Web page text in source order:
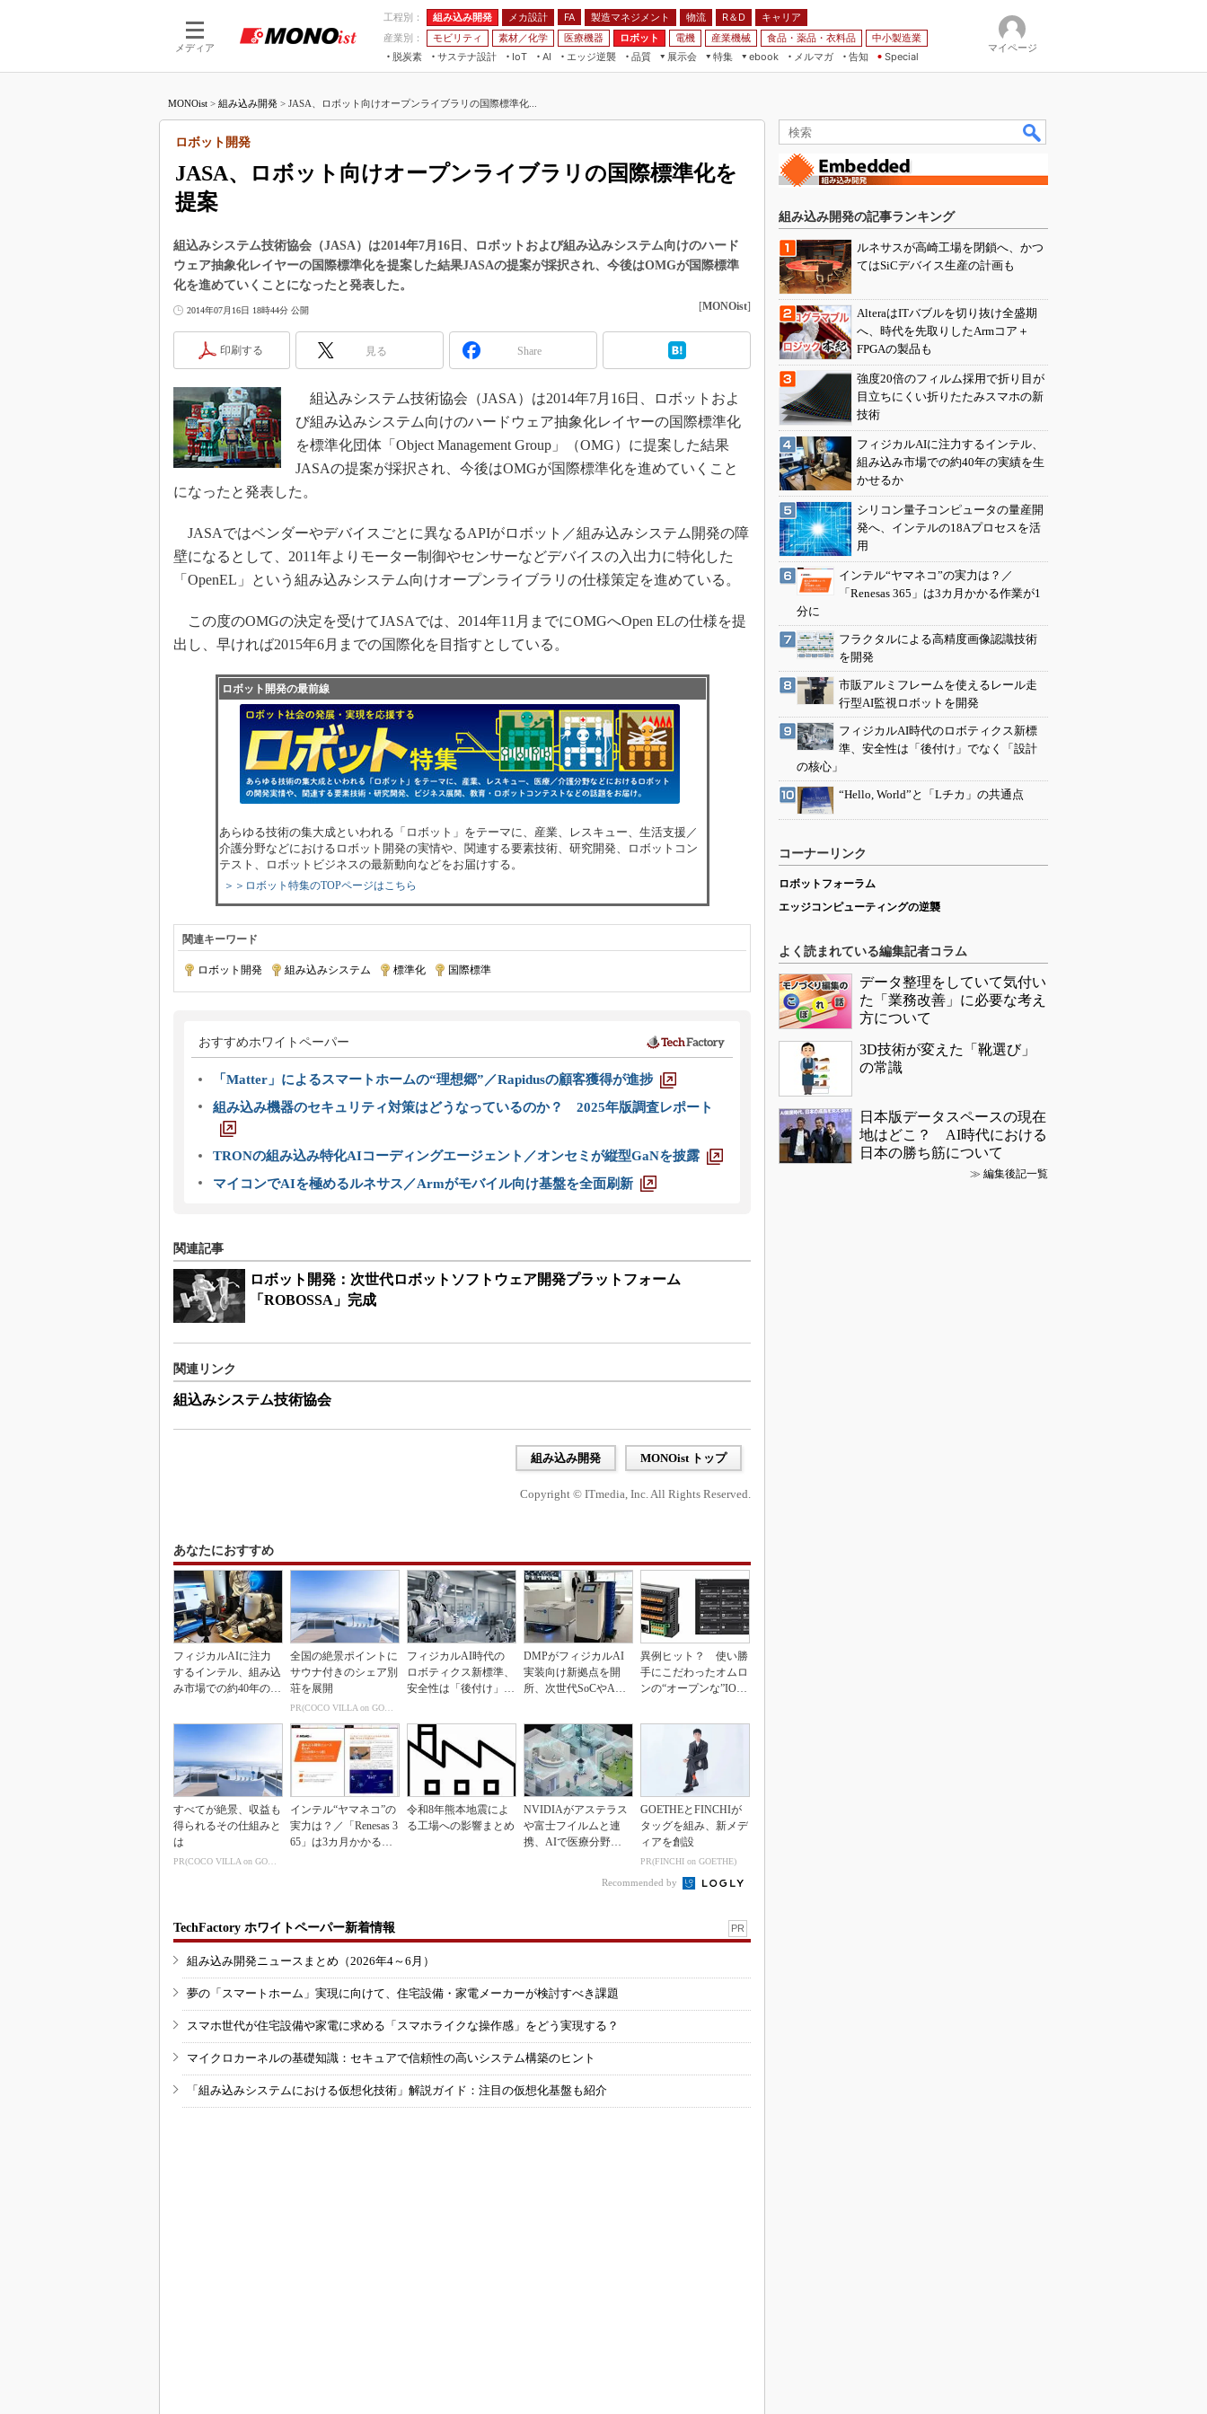
メディア
工程別： 組み込み開発 メカ設計 FA 製造マネジメント 物流 R＆D
キャリア
産業別：
モビリティ 素材／化学 医療機器 ロボット 電機 産業機械 食品・薬品・衣料品
中小製造業
脱炭素
サステナ設計
IoT
つながる工場
AI
AI×設備保全
エッジ逆襲 品質
展示会
JIMTOF
IIFES
TECHNO-FRONTIER
AUTOMOTIVE WORLD
産業オープンネット展
特集
つながるクルマ
VR／AR
フィールドサービス
組み込み画像技術
組み込みモデリング
ISO26262
3Dプリンタ
S＆OP
メイドインジャパン
知財マネジメント
制御セキュリティ
新型コロナへの対応
ebook
FA
モビリティ
メルマガ
告知 Special
マイページ
MONOist > 組み込み開発 > JASA、ロボット向けオープンライブラリの国際標準化...
JASA、ロボット向けオープンライブラリの国際標準化を
提案
ロボット開発
組込みシステム技術協会（JASA）は2014年7月16日、ロボットおよび組み込みシステム向けのハード
ウェア抽象化レイヤーの国際標準化を提案した結果JASAの提案が採択され、今後はOMGが国際標準
化を進めていくことになったと発表した。
2014年07月16日 18時44分 公開 [MONOist]
印刷する 見る Share
組込みシステム技術協会（JASA）は2014年7月16日、ロボットおよ
び組み込みシステム向けのハードウェア抽象化レイヤーの国際標準化
を標準化団体「Object Management Group」（OMG）に提案した結果
JASAの提案が採択され、今後はOMGが国際標準化を進めていくこと
になったと発表した。
JASAではベンダーやデバイスごとに異なるAPIがロボット／組み込みシステム開発の障
壁になるとして、2011年よりモーター制御やセンサーなどデバイスの入出力に特化した
「OpenEL」という組み込みシステム向けオープンライブラリの仕様策定を進めている。
この度のOMGの決定を受けてJASAでは、2014年11月までにOMGへOpen ELの仕様を提
出し、早ければ2015年6月までの国際化を目指すとしている。
ロボット開発の最前線
あらゆる技術の集大成といわれる「ロボット」をテーマに、産業、レスキュー、生活支援／
介護分野などにおけるロボット開発の実情や、関連する要素技術、研究開発、ロボットコン
テスト、ロボットビジネスの最新動向などをお届けする。
＞＞ロボット特集のTOPページはこちら
関連キーワード
ロボット開発 組み込みシステム 標準化 国際標準
おすすめホワイトペーパー
「Matter」によるスマートホームの“理想郷”／Rapidusの顧客獲得が進捗
組み込み機器のセキュリティ対策はどうなっているのか？ 2025年版調査レポート
TRONの組み込み特化AIコーディングエージェント／オンセミが縦型GaNを披露
マイコンでAIを極めるルネサス／Armがモバイル向け基盤を全面刷新
関連記事
ロボット開発：次世代ロボットソフトウェア開発プラットフォーム
「ROBOSSA」完成
関連リンク
組込みシステム技術協会
組み込み開発 MONOist トップ
Copyright © ITmedia, Inc. All Rights Reserved.
あなたにおすすめ
フィジカルAIに注力
するインテル、組み込
み市場での約40年の実
全国の絶景ポイントに
サウナ付きのシェア別
荘を展開
PR(COCO VILLA on GOETHE)
フィジカルAI時代の
ロボティクス新標準、
安全性は「後付け」で
DMPがフィジカルAI
実装向け新拠点を開
所、次世代SoCやAM
異例ヒット？ 使い勝
手にこだわったオムロ
ンの“オープンな”IO-L
すべてが絶景、収益も
得られるその仕組みと
は
PR(COCO VILLA on GOETHE)
インテル“ヤマネコ”の
実力は？／「Renesas 3
65」は3カ月かかる作
令和8年熊本地震によ
る工場への影響まとめ
NVIDIAがアステラス
や富士フイルムと連
携、AIで医療分野支
GOETHEとFINCHIが
タッグを組み、新メデ
ィアを創設
PR(FINCHI on GOETHE)
Recommended by
TechFactory ホワイトペーパー新着情報 PR
組み込み開発ニュースまとめ（2026年4～6月）
夢の「スマートホーム」実現に向けて、住宅設備・家電メーカーが検討すべき課題
スマホ世代が住宅設備や家電に求める「スマホライクな操作感」をどう実現する？
マイクロカーネルの基礎知識：セキュアで信頼性の高いシステム構築のヒント
「組み込みシステムにおける仮想化技術」解説ガイド：注目の仮想化基盤も紹介
組み込み開発の記事ランキング
ルネサスが高崎工場を閉鎖へ、かつ
てはSiCデバイス生産の計画も
AlteraはITバブルを切り抜け全盛期
へ、時代を先取りしたArmコア＋
FPGAの製品も
強度20倍のフィルム採用で折り目が
目立ちにくい折りたたみスマホの新
技術
フィジカルAIに注力するインテル、
組み込み市場での約40年の実績を生
かせるか
シリコン量子コンピュータの量産開
発へ、インテルの18Aプロセスを活
用
インテル“ヤマネコ”の実力は？／
「Renesas 365」は3カ月かかる作業が1
分に
フラクタルによる高精度画像認識技術
を開発
市販アルミフレームを使えるレール走
行型AI監視ロボットを開発
フィジカルAI時代のロボティクス新標
準、安全性は「後付け」でなく「設計
の核心」
“Hello, World”と「Lチカ」の共通点
コーナーリンク
ロボットフォーラム
エッジコンピューティングの逆襲
よく読まれている編集記者コラム
データ整理をしていて気付い
た「業務改善」に必要な考え
方について
3D技術が変えた「靴選び」
の常識
日本版データスペースの現在
地はどこ？ AI時代における
日本の勝ち筋について
≫ 編集後記一覧